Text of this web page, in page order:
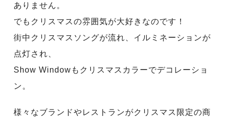
ありません。
でもクリスマスの雰囲気が大好きなのです！
街中クリスマスソングが流れ、イルミネーションが
点灯され、
Show Windowもクリスマスカラーでデコレーショ
ン。
様々なブランドやレストランがクリスマス限定の商